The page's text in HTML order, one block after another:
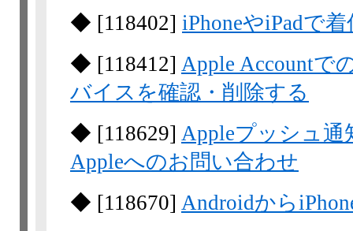
◆ [118402] iPhoneやiPadで
◆ [118412] Apple Accountで
バイスを確認・削除する
◆ [118629] Appleプッシュ通
Appleへのお問い合わせ
◆ [118670] Androidから